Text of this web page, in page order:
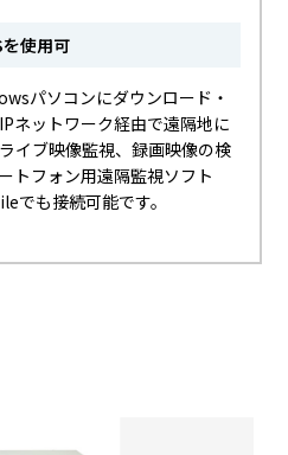
使用可
パソコンにダウンロード・
ネットワーク経由で遠隔地に
イブ映像監視、録画映像の検
トフォン用遠隔監視ソフト
でも接続可能です。